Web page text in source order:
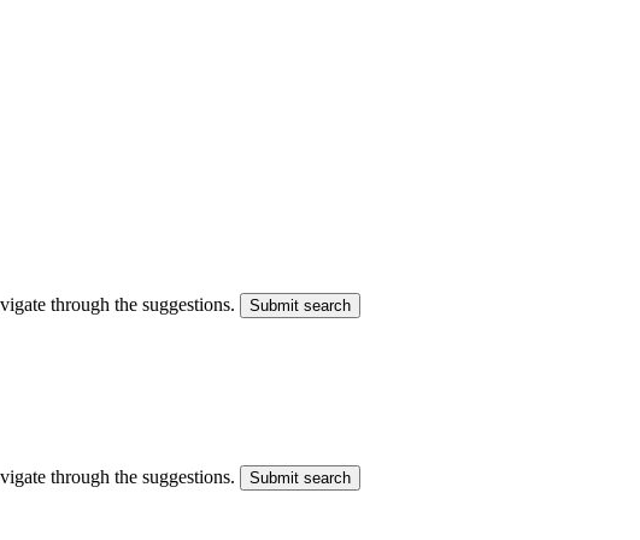
through the suggestions. Submit search
through the suggestions. Submit search